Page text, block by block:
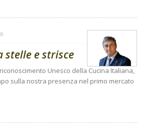
stelle e strisce
Unesco della Cucina Italiana,
sulla nostra presenza nel primo mercato